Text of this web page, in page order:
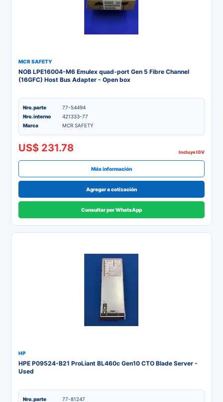
MCR SAFETY
NOB LPE16004-M6 Emulex quad-port Gen 5 Fibre Channel
(16GFC) Host Bus Adapter - Open box
Nro. parte
77-54494
Nro. interno
421333-77
Marca
MCR SAFETY
US$ 231.78 Incluye IGV
Más información
Agregar a cotización
Consultar por WhatsApp
HP
HPE P09524-B21 ProLiant BL460c Gen10 CTO Blade Server -
Used
Nro. parte
77-81247